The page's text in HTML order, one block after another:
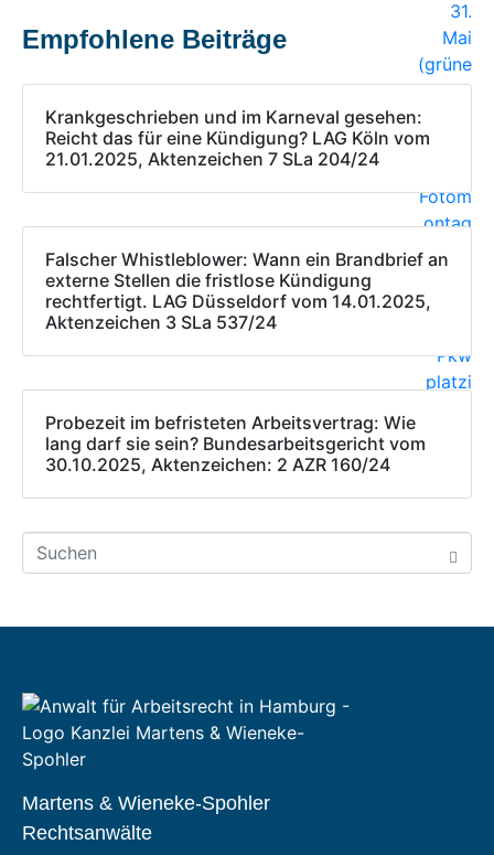
Empfohlene Beiträge
Krankgeschrieben und im Karneval gesehen:
Reicht das für eine Kündigung? LAG Köln vom
21.01.2025, Aktenzeichen 7 SLa 204/24
Falscher Whistleblower: Wann ein Brandbrief an
externe Stellen die fristlose Kündigung
rechtfertigt. LAG Düsseldorf vom 14.01.2025,
Aktenzeichen 3 SLa 537/24
Probezeit im befristeten Arbeitsvertrag: Wie
lang darf sie sein? Bundesarbeitsgericht vom
30.10.2025, Aktenzeichen: 2 AZR 160/24
Martens & Wieneke-Spohler
Rechtsanwälte